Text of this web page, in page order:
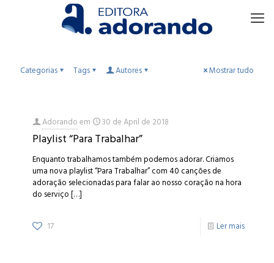
Categorias Tags Autores Mostrar tudo
Adorandoem 30 de April de 2018
Playlist “Para Trabalhar”
Enquanto trabalhamos também podemos adorar. Criamos
uma nova playlist “Para Trabalhar” com 40 canções de
adoração selecionadas para falar ao nosso coração na hora
do serviço[…]
17 Ler mais